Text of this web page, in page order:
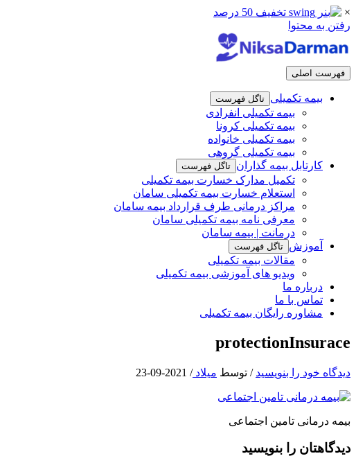
×
رفتن به محتوا
فهرست اصلی
بیمه تکمیلی تاگل فهرست
بیمه تکمیلی انفرادی
بیمه تکمیلی کرونا
بیمه تکمیلی خانواده
بیمه تکمیلی گروهی
کارتابل بیمه گذاران تاگل فهرست
تکمیل مدارک خسارت بیمه تکمیلی
استعلام خسارت بیمه تکمیلی سامان
مراکز درمانی طرف قرارداد بیمه سامان
معرفی نامه بیمه تکمیلی سامان
درمانت | بیمه سامان
آموزش تاگل فهرست
مقالات بیمه تکمیلی
ویدیو های آموزشی بیمه تکمیلی
درباره ما
تماس با ما
مشاوره رایگان بیمه تکمیلی
protectionInsurace
دیدگاه‌ خود را بنویسید / توسط میلاد/
2021-09-23
بیمه درمانی تامین اجتماعی
دیدگاهتان را بنویسید